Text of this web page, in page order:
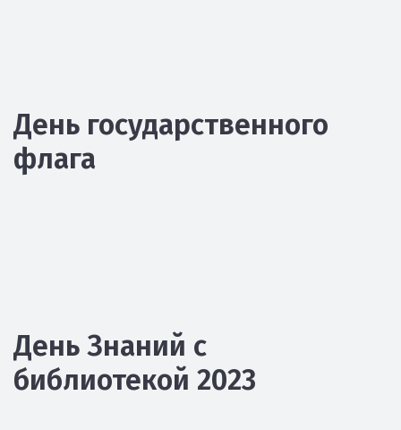
День государственного
флага
День Знаний с
библиотекой 2023